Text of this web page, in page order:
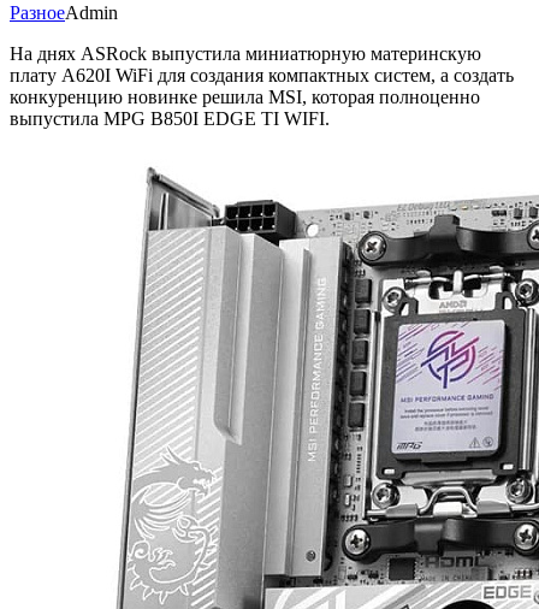
РазноеAdmin
На днях ASRock выпустила миниатюрную материнскую
плату A620I WiFi для создания компактных систем, а создать
конкуренцию новинке решила MSI, которая полноценно
выпустила MPG B850I EDGE TI WIFI.